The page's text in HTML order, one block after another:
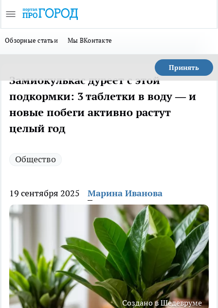
Обзорные статьи Мы ВКонтакте
Принять
Замиокулькас дуреет с этой
подкормки: 3 таблетки в воду — и
новые побеги активно растут
целый год
Общество
19 сентября 2025 Марина Иванова
Создано в Шедевруме